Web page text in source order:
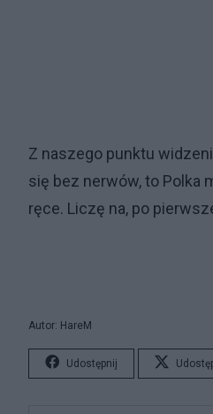
Z naszego punktu
się bez nerwów, to Polka
ręce. Liczę na, po
Autor: HareM
Udostępnij